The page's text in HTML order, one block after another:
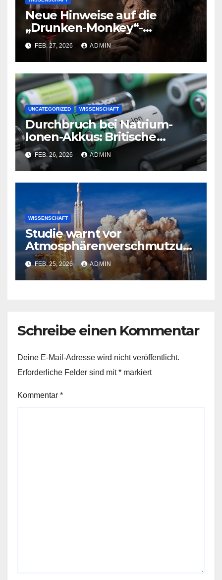
Neue Hinweise auf die
„Drunken-Monkey“-
Hypothese
FEB. 27, 2026 ADMIN
UNCATEGORIZED WISSENSCHAFT
Durchbruch bei Natrium-
Ionen-Akkus: Britische
Forscher steigern
Energiedichte deutlich
FEB. 26, 2026 ADMIN
WISSENSCHAFT
Studie warnt vor
Atmosphärenverschmutzun
g durch Raketenstarts
FEB. 25, 2026 ADMIN
Schreibe einen Kommentar
Deine E-Mail-Adresse wird nicht veröffentlicht.
Erforderliche Felder sind mit* markiert
Kommentar *